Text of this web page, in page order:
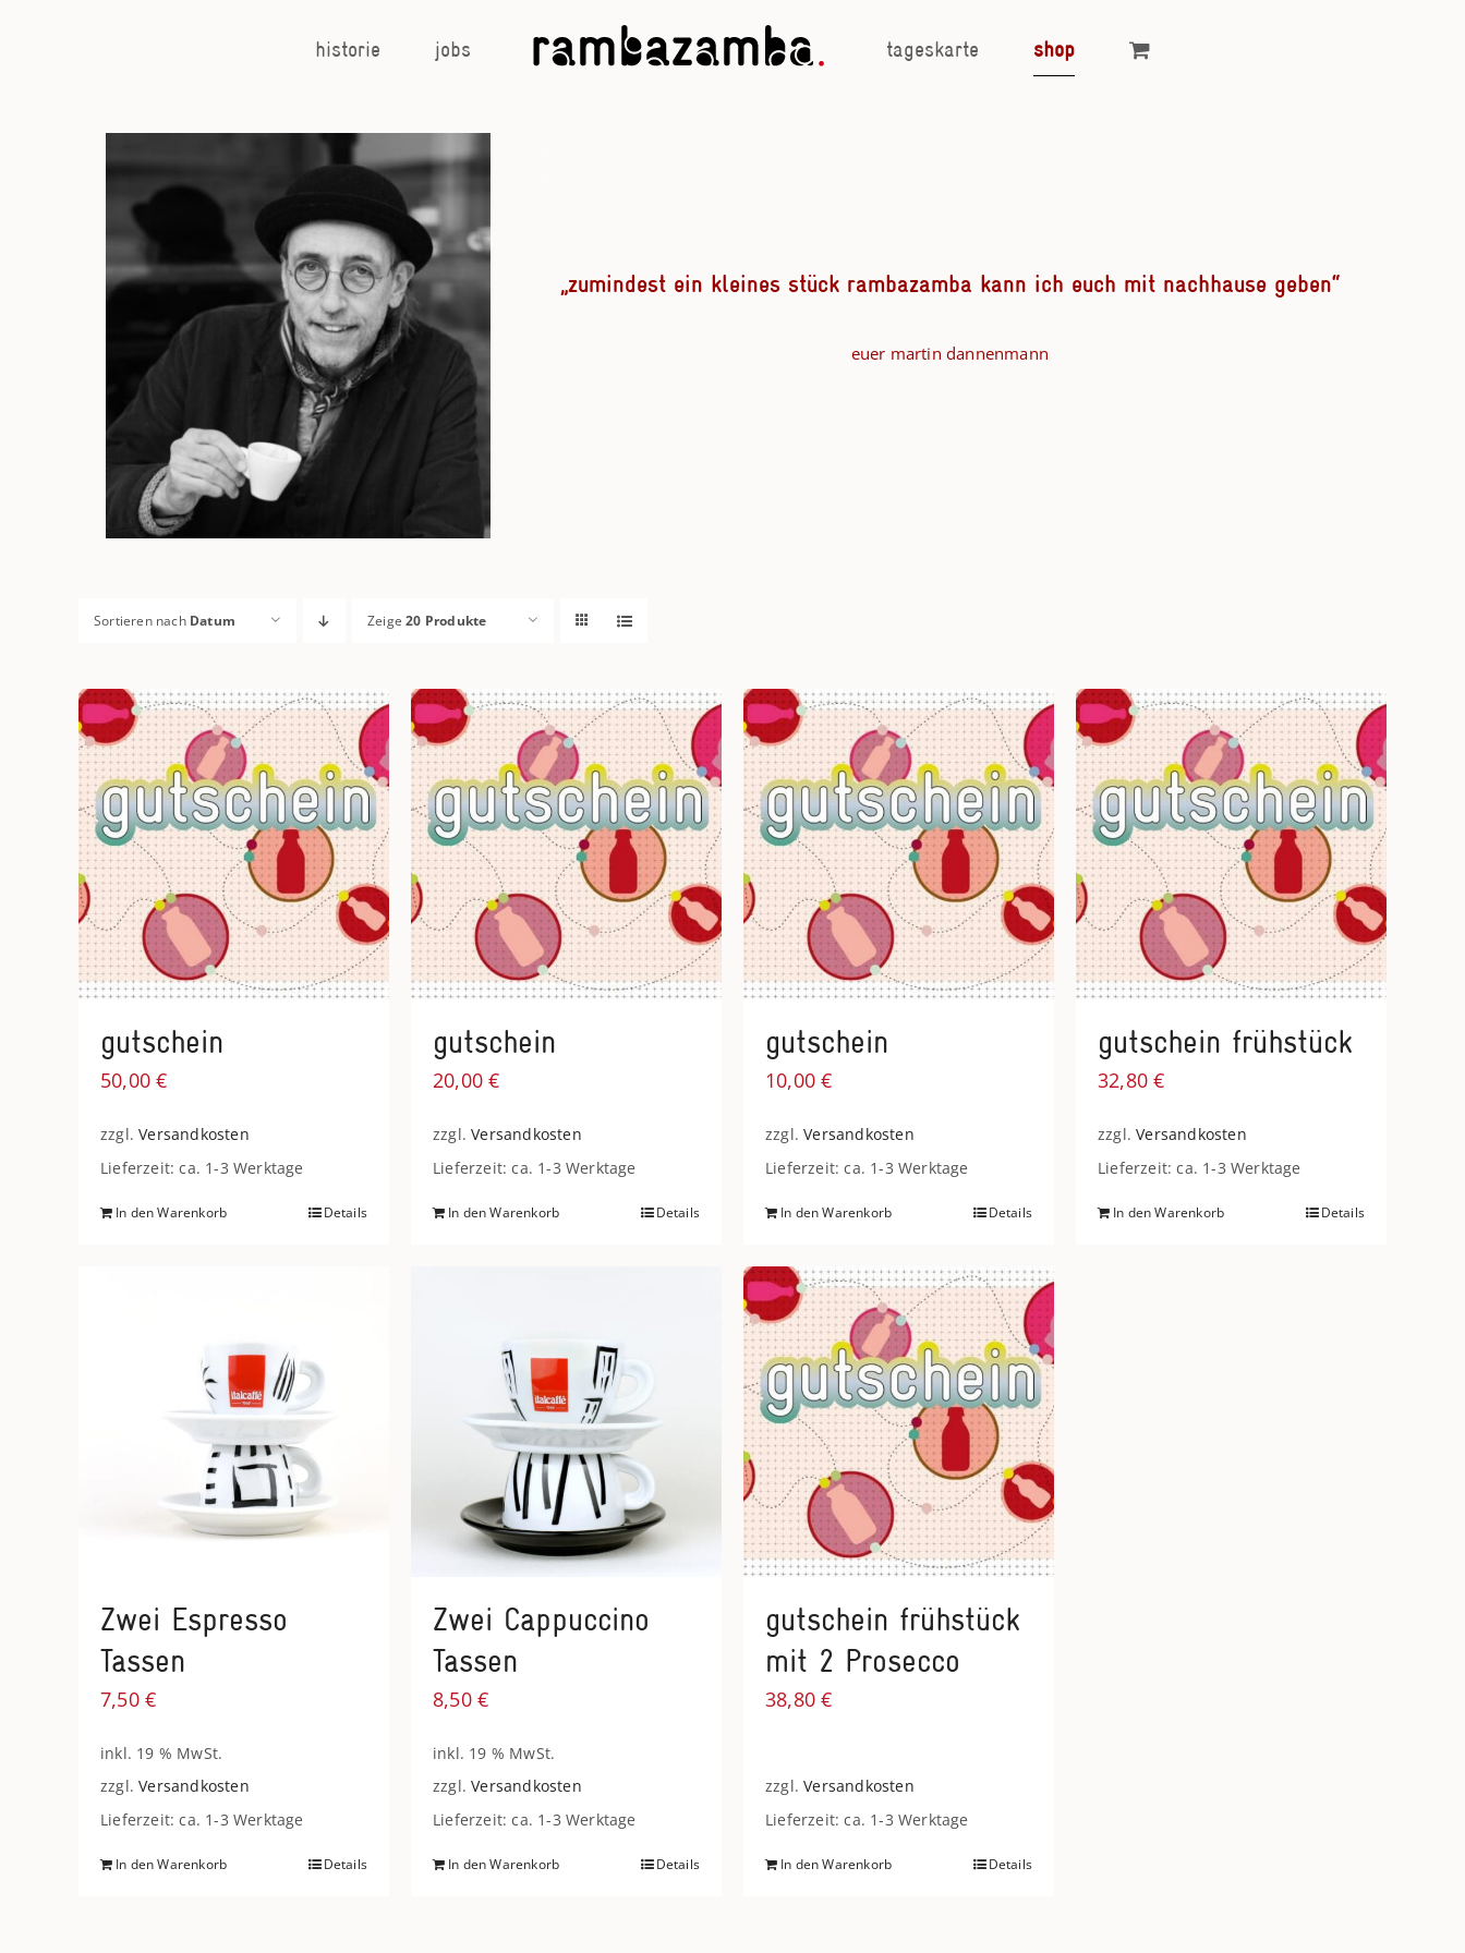
historie jobs tageskarte shop
„zumindest ein kleines stück rambazamba kann ich euch mit nachhause geben“
euer martin dannenmann
Sortieren nach Datum Zeige20 Produkte
gutschein
50,00€
zzgl.Versandkosten
Lieferzeit: ca. 1-3 Werktage
In den Warenkorb Details
gutschein
20,00€
zzgl.Versandkosten
Lieferzeit: ca. 1-3 Werktage
In den Warenkorb Details
gutschein
10,00€
zzgl.Versandkosten
Lieferzeit: ca. 1-3 Werktage
In den Warenkorb Details
gutschein frühstück
32,80€
zzgl.Versandkosten
Lieferzeit: ca. 1-3 Werktage
In den Warenkorb Details
Zwei Espresso
Tassen
7,50 €
inkl. 19 % MwSt.
zzgl.Versandkosten
Lieferzeit: ca. 1-3 Werktage
In den Warenkorb Details
Zwei Cappuccino
Tassen
8,50 €
inkl. 19 % MwSt.
zzgl.Versandkosten
Lieferzeit: ca. 1-3 Werktage
In den Warenkorb Details
gutschein frühstück
mit 2 Prosecco
38,80€
zzgl.Versandkosten
Lieferzeit: ca. 1-3 Werktage
In den Warenkorb Details